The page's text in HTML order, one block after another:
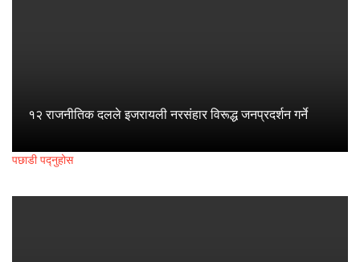
१२ राजनीतिक दलले इजरायली नरसंहार विरूद्ध जनप्रदर्शन गर्ने
पछाडी पद्नुहोस